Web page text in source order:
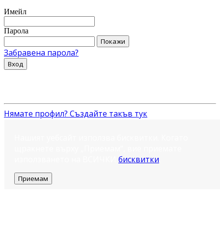
Имейл
Парола
Покажи
Забравена парола?
Вход
Нямате профил? Създайте такъв тук
бисквитки
Приемам